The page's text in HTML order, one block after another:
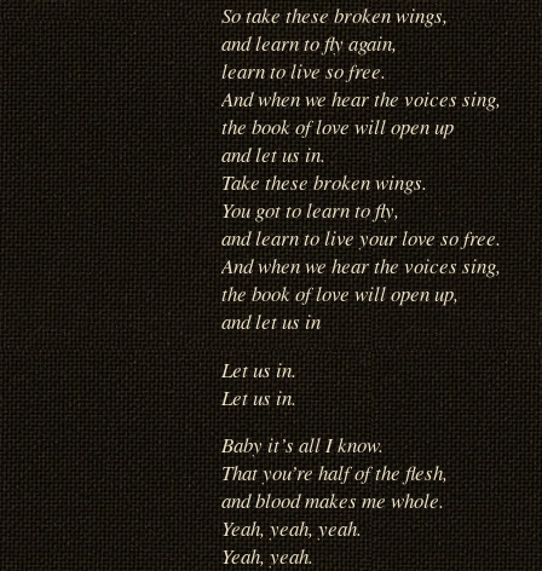
So take these broken wings,
and learn to fly again,
learn to live so free.
And when we hear the voices sing,
the book of love will open up
and let us in.
Take these broken wings.
You got to learn to fly,
and learn to live your love so free.
And when we hear the voices sing,
the book of love will open up,
and let us in
Let us in.
Let us in.
Baby it’s all I know.
That you’re half of the flesh,
and blood makes me whole.
Yeah, yeah, yeah.
Yeah, yeah.